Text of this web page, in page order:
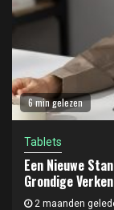
6 min gelezen
Tablets
Een Nieuwe
Grondige
2 maanden